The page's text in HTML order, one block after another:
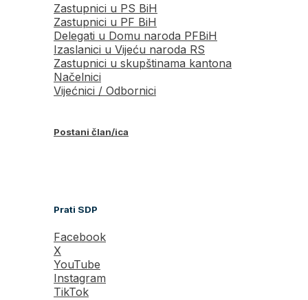
Zastupnici u PS BiH
Zastupnici u PF BiH
Delegati u Domu naroda PFBiH
Izaslanici u Vijeću naroda RS
Zastupnici u skupštinama kantona
Načelnici
Vijećnici / Odbornici
Postani član/ica
Prati SDP
Facebook
X
YouTube
Instagram
TikTok